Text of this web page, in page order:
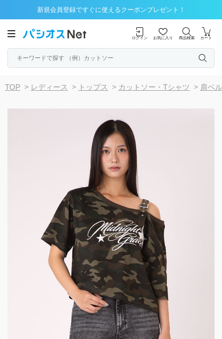
新規会員登録ですぐに使えるクーポンプレゼント！
ログイン お気に入り 商品検索 カート
TOP > レディース > トップス > カットソー・Tシャツ > 肩ベ